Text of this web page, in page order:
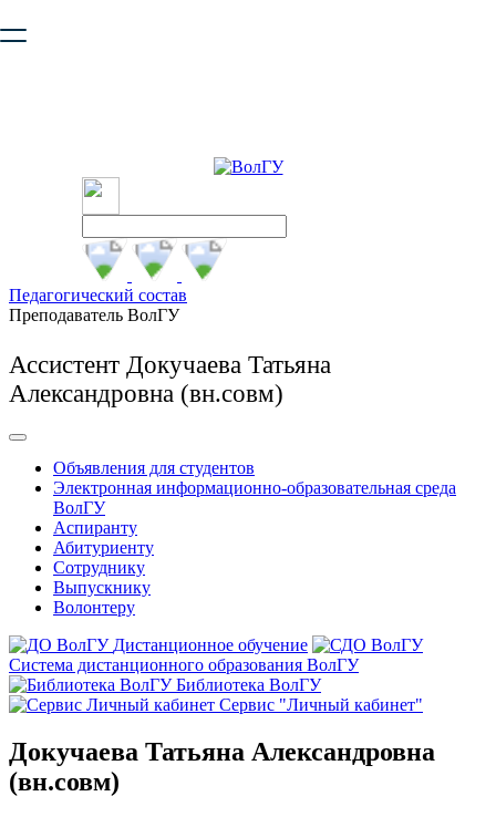
безопасную работу с сайтом. Пожалуйста
Педагогический состав
Преподаватель ВолГУ
Ассистент Докучаева Татьяна
Александровна (вн.совм)
Объявления для студентов
Электронная информационно-образовательная среда
ВолГУ
Аспиранту
Абитуриенту
Сотруднику
Выпускнику
Волонтеру
Дистанционное обучение
Система дистанционного образования ВолГУ
Библиотека ВолГУ
Сервис "Личный кабинет"
Докучаева Татьяна Александровна
(вн.совм)